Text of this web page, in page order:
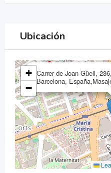
Ubicación
Carrer de Joan Güell,
Barcelona,
+
−